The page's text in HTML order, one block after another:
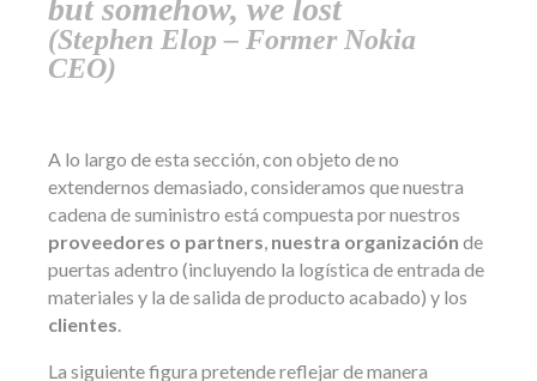
but somehow, we lost
(Stephen Elop – Former Nokia
CEO)
A lo largo de esta sección, con objeto de no
extendernos demasiado, consideramos que nuestra
cadena de suministro está compuesta por nuestros
proveedores o partners, nuestra organización de
puertas adentro (incluyendo la logística de entrada de
materiales y la de salida de producto acabado) y los
clientes.
La siguiente figura pretende reflejar de manera